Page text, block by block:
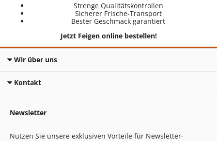
Strenge Qualitätskontrollen
Sicherer Frische-Transport
Bester Geschmack garantiert
Jetzt Feigen online bestellen!
Wir über uns
Kontakt
Newsletter
Nutzen Sie unsere exklusiven Vorteile für Newsletter-